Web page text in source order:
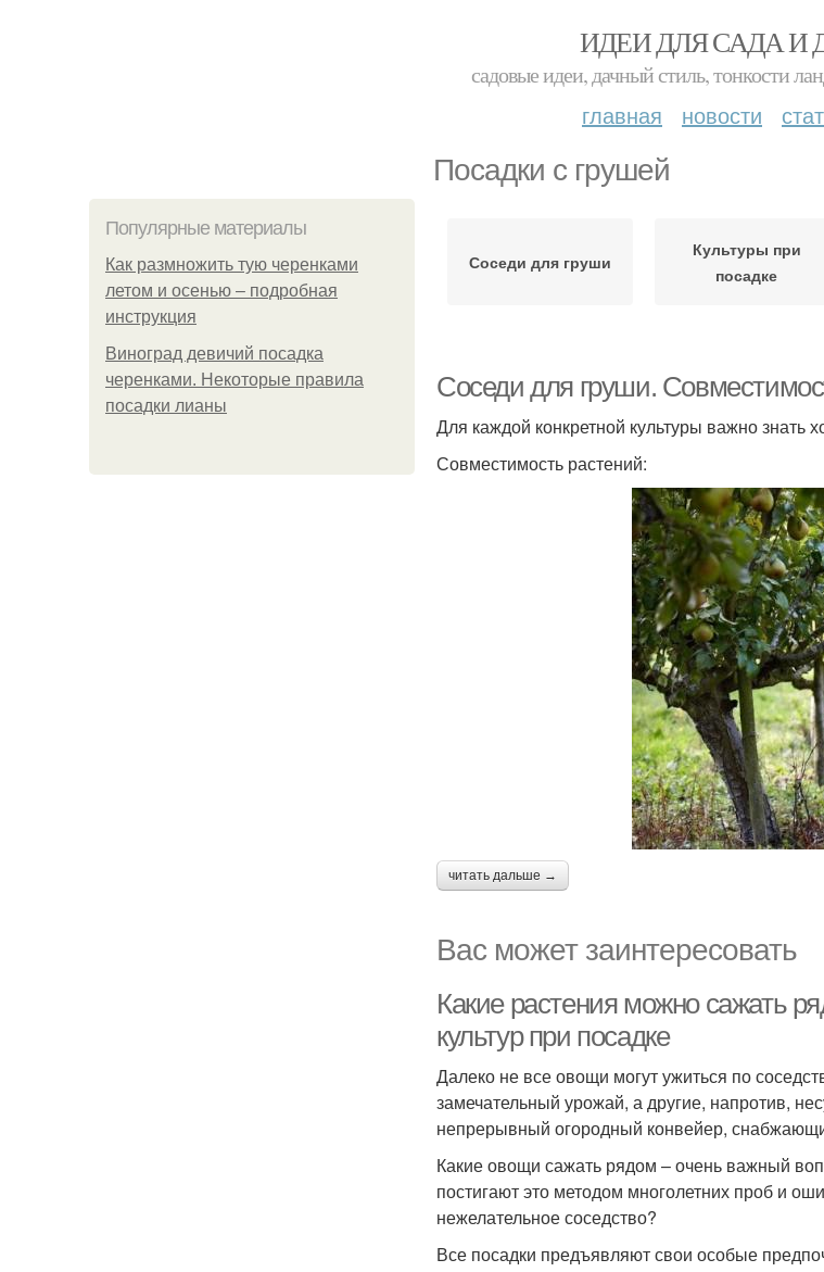
ИДЕИ ДЛЯ САДА И
садовые идеи, дачный стиль, тонкости
главная новости
Посадки с грушей
Популярные материалы
Как размножить тую черенками
летом и осенью – подробная
инструкция
Виноград девичий посадка
черенками. Некоторые правила
посадки лианы
Соседи для груши
Культуры при
посадке
Соседи для груши.
Для каждой конкретной культуры важно знать
Совместимость растений:
читать дальше →
Вас может заинтересовать
Какие растения можно сажать
культур при посадке
Далеко не все овощи могут ужиться по
замечательный урожай, а другие, напротив,
непрерывный огородный конвейер,
Какие овощи сажать рядом – очень важный
постигают это методом многолетних проб и
нежелательное соседство?
Все посадки предъявляют свои особые